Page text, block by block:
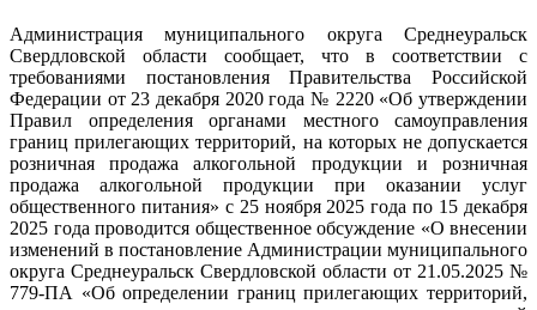
Администрация муниципального округа Среднеуральск
Свердловской области сообщает, что в соответствии с
требованиями постановления Правительства Российской
Федерации от 23 декабря 2020 года № 2220 «Об утверждении
Правил определения органами местного самоуправления
границ прилегающих территорий, на которых не допускается
розничная продажа алкогольной продукции и розничная
продажа алкогольной продукции при оказании услуг
общественного питания» с 25 ноября 2025 года по 15 декабря
2025 года проводится общественное обсуждение «О внесении
изменений в постановление Администрации муниципального
округа Среднеуральск Свердловской области от 21.05.2025 №
779-ПА «Об определении границ прилегающих территорий,